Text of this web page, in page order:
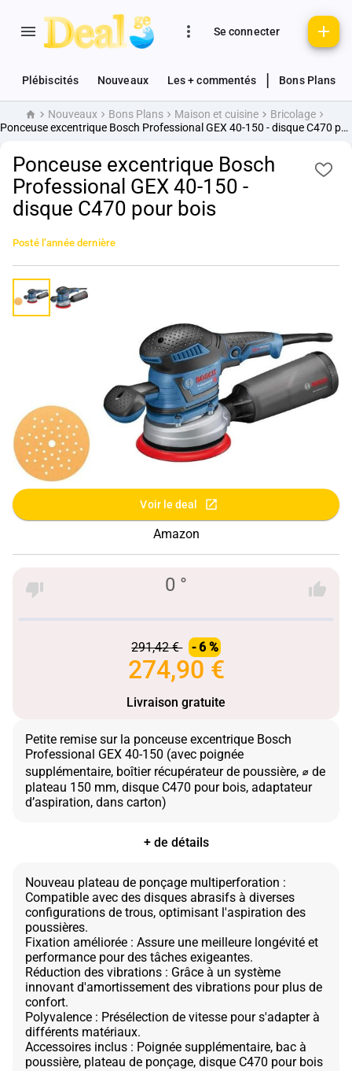
Se connecter
Plébiscités Nouveaux Les + commentés Bons Plans
AccueilNouveaux Bons Plans Maison et cuisine
Bricolage
Ponceuse excentrique Bosch Professional GEX 40-150 - disque C470 pour bois
Ponceuse excentrique Bosch
Professional GEX 40-150 -
disque C470 pour bois
Posté l’année dernière
Voir le deal
Amazon
0 °
291,42 € - 6 %
274,90 €
Livraison gratuite
Petite remise sur la ponceuse excentrique Bosch
Professional GEX 40-150 (avec poignée
supplémentaire, boîtier récupérateur de poussière, ⌀ de
plateau 150 mm, disque C470 pour bois, adaptateur
+ de détails
Nouveau plateau de ponçage multiperforation :
Compatible avec des disques abrasifs à diverses
configurations de trous, optimisant l'aspiration des
poussières.
Fixation améliorée : Assure une meilleure longévité et
performance pour des tâches exigeantes.
Réduction des vibrations : Grâce à un système
innovant d'amortissement des vibrations pour plus de
confort.
Polyvalence : Présélection de vitesse pour s'adapter à
différents matériaux.
Accessoires inclus : Poignée supplémentaire, bac à
poussière, plateau de ponçage, disque C470 pour bois